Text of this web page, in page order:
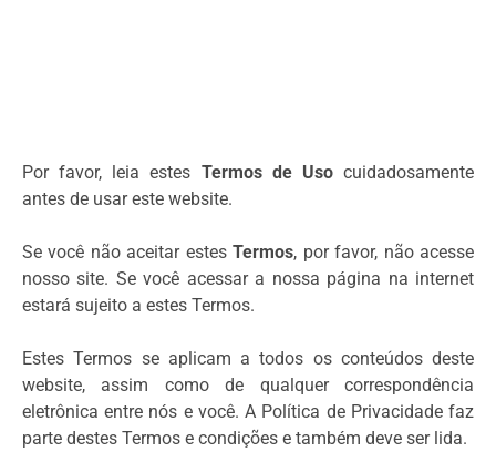
Por favor, leia estes Termos de Usocuidadosamente
antes de usar este website.
Se você não aceitar estesTermos, por favor, não acesse
nosso site. Se você acessar a nossa página na internet
estará sujeito a estes Termos.
Estes Termos se aplicam a todos os conteúdos deste
website, assim como de qualquer correspondência
eletrônica entre nós e você. A Política de Privacidade faz
parte destes Termos e condições e também deve ser lida.